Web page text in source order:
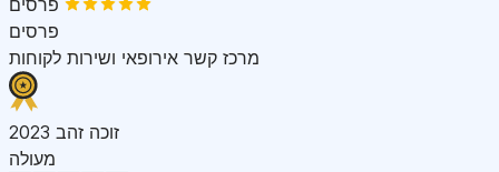
פרסים
מרכז קשר אירופאי ושירות לקוחות
זוכה זהב 2023
מעולה